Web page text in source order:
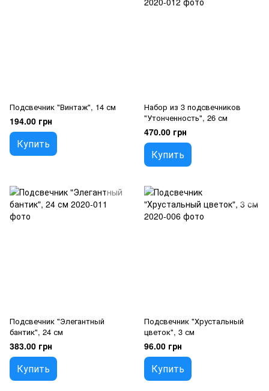
Подсвечник "Винтаж", 14 см
194.00 грн
Купить
Набор из 3 подсвечников
"Утонченность", 26 см
470.00 грн
Купить
Подсвечник "Элегантный
бантик", 24 см
383.00 грн
Купить
Подсвечник "Хрустальный
цветок", 3 см
96.00 грн
Купить